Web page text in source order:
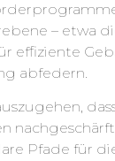
– etwa
effiziente
abfedern.
Pfade für